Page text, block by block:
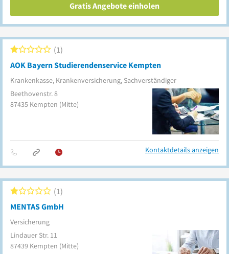
Gratis Angebote einholen
AOK Bayern Studierendenservice Kempten
Krankenkasse, Krankenversicherung, Sachverständiger
1
Beethovenstr. 8
87435 Kempten (Mitte)
Kontaktdetails anzeigen
MENTAS GmbH
Versicherung
1
Lindauer Str. 11
87439 Kempten (Mitte)